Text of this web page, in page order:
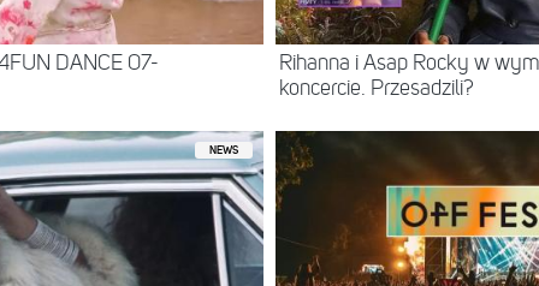
DANCE 07-
Rihanna i Asap Rocky w
koncercie. Przesadzili?
NEWS